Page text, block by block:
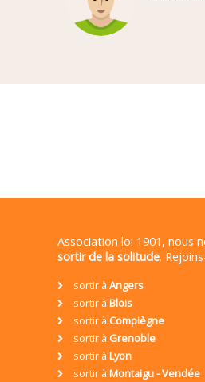
Association loi 1901, nous
sortir de la solitude.
sortir à Angers
sortir à Blois
sortir à Compiègne
sortir à Grenoble
sortir à Lyon
sortir à Montaigu - Vendée